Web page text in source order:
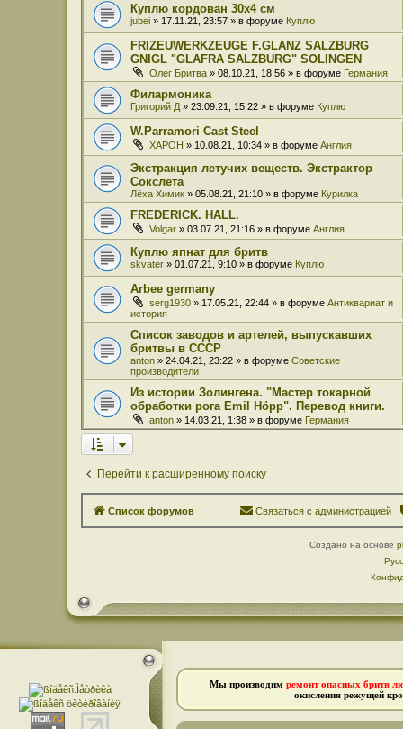
Куплю кордован 30x4 см
jubei » 17.11.21, 23:57 » в форуме Куплю
FRIZEUWERKZEUGE F.GLANZ SALZBURG
GNIGL "GLAFRA SALZBURG" SOLINGEN
Олег Бритва » 08.10.21, 18:56 » в форуме Германия
Филармоника
Григорий Д » 23.09.21, 15:22 » в форуме Куплю
W.Parramori Cast Steel
XAPOH » 10.08.21, 10:34 » в форуме Англия
Экстракция летучих веществ. Экстрактор
Сокслета
Лёха Химик » 05.08.21, 21:10 » в форуме Курилка
FREDERICK. HALL.
Volgar » 03.07.21, 21:16 » в форуме Англия
Куплю япнат для бритв
skvater » 01.07.21, 9:10 » в форуме Куплю
Arbee germany
serg1930 » 17.05.21, 22:44 » в форуме Антиквариат и
история
Список заводов и артелей, выпускавших
бритвы в СССР
anton » 24.04.21, 23:22 » в форуме Советские
производители
Из истории Золингена. "Мастер токарной
обработки рога Emil Höpp". Перевод книги.
anton » 14.03.21, 1:38 » в форуме Германия
Перейти к расширенному поиску
Список форумов Связаться с администрацией
Создано на основе
Мы производим ремонт опасных бритв
окисления режущей